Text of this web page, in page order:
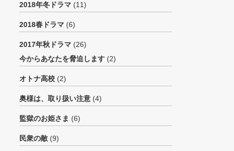
2018年冬ドラマ (11)
2018春ドラマ (6)
2017年秋ドラマ (26)
今からあなたを脅迫します (2)
オトナ高校 (2)
奥様は、取り扱い注意 (4)
監獄のお姫さま (6)
民衆の敵 (9)